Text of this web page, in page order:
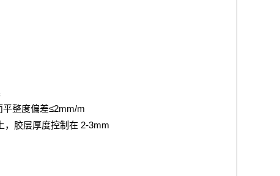
平整度偏差≤2mm/m
，胶层厚度控制在 2-3mm